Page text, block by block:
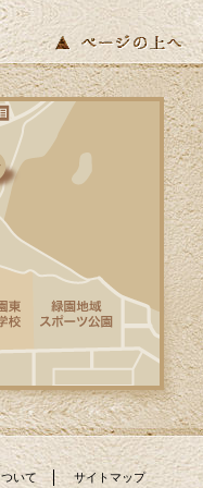
りました。明るい日
ませんか？環境省が
住宅2026事業」で補
した。断熱性能の高
ノベ」では、熱・遮
熱費の削減や快適な
きます。（補助金申
アが必要となりま
ムはお見積り・ご相
らのお問合せをお待
季節ですね。大きな
新入生が桜の下を楽
けます。ホームペー
アップ致しました。H
リフォームを、A区N
ムを実施致しまし
満足いただいており
いて サイトマップ